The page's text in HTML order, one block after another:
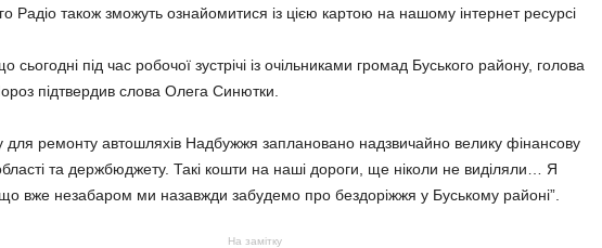
Радіо також зможуть ознайомитися із цією картою на нашому інтернет ресурсі
сьогодні під час робочої зустрічі із очільниками громад Буського району, голова
підтвердив слова Олега Синютки.
для ремонту автошляхів Надбужжя заплановано надзвичайно велику фінансову
та держбюджету. Такі кошти на наші дороги, ще ніколи не виділяли… Я
вже незабаром ми назавжди забудемо про бездоріжжя у Буському районі”.
На замітку